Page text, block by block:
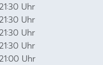
Uhr
Uhr
Uhr
Uhr
Uhr